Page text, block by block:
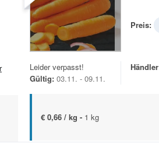
Preis:
Leider verpasst!
Gültig: 03.11. - 09.11.
€ 0,66 / kg - 1 kg